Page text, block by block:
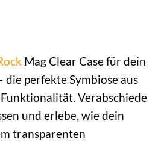
Mag Clear Case für dein
die perfekte Symbiose aus
Verabschiede
und erlebe, wie dein
transparenten